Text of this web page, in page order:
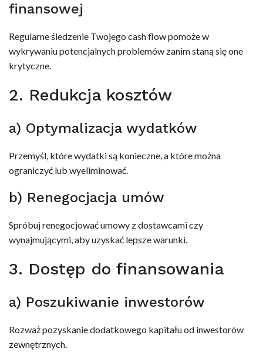
finansowej
Regularne śledzenie Twojego cash flow pomoże w
wykrywaniu potencjalnych problemów zanim staną się one
krytyczne.
2. Redukcja kosztów
a) Optymalizacja wydatków
Przemyśl, które wydatki są konieczne, a które można
ograniczyć lub wyeliminować.
b) Renegocjacja umów
Spróbuj renegocjować umowy z dostawcami czy
wynajmującymi, aby uzyskać lepsze warunki.
3. Dostęp do finansowania
a) Poszukiwanie inwestorów
Rozważ pozyskanie dodatkowego kapitału od inwestorów
zewnętrznych.